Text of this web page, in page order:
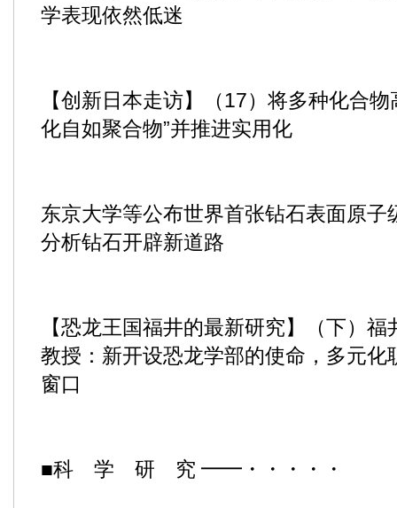
学表现依然低迷
【创新日本走访】（17）将多种化合
化自如聚合物”并推进实用化
东京大学等公布世界首张钻石表面原子
分析钻石开辟新道路
【恐龙王国福井的最新研究】（下）
教授：新开设恐龙学部的使命，多元化
窗口
■科 学 研 究 ━━・・・・・